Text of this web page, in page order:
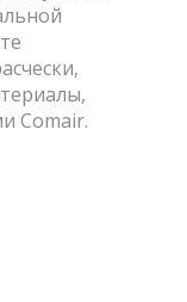
Comair.